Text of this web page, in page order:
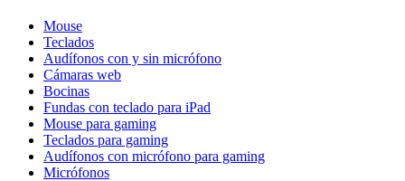
Mouse
Teclados
Audífonos con y sin micrófono
Cámaras web
Bocinas
Fundas con teclado para iPad
Mouse para gaming
Teclados para gaming
Audífonos con micrófono para gaming
Micrófonos